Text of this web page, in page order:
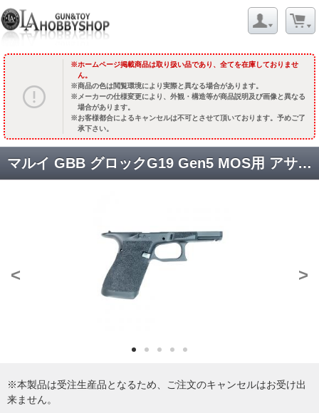
ホームページ掲載商品は取り扱い品であり、全てを在庫しておりませ
ん。
商品の色は閲覧環境により実際と異なる場合があります。
メーカーの仕様変更により、外観・構造等が商品説明及び画像と異なる
場合があります。
お客様都合によるキャンセルは不可とさせて頂いております。予めご了
承下さい。
マルイ GBB グロックG19 Gen5 MOS用 アサルトフレーム [品切中.再入荷時期未定]
< >
※本製品は受注生産品となるため、ご注文のキャンセルはお受け出
来ません。